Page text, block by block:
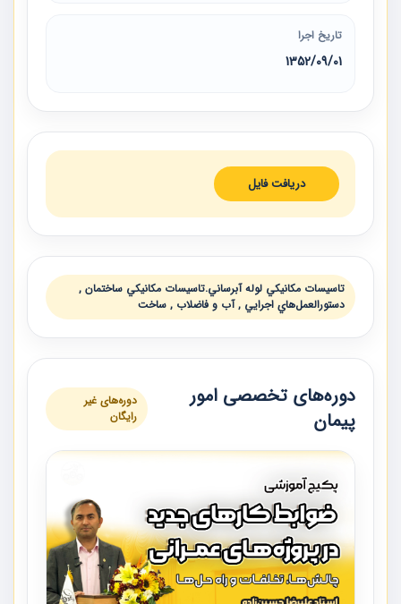
تاریخ اجرا
1352/09/01
دریافت فایل
تاسيسات مكانيكي لوله آبرساني.تاسيسات مكانيكي ساختمان ,
دستورالعمل‌هاي اجرايي , آب و فاضلاب , ساخت
دوره‌های تخصصی امور
پیمان
دوره‌های غیر
رایگان